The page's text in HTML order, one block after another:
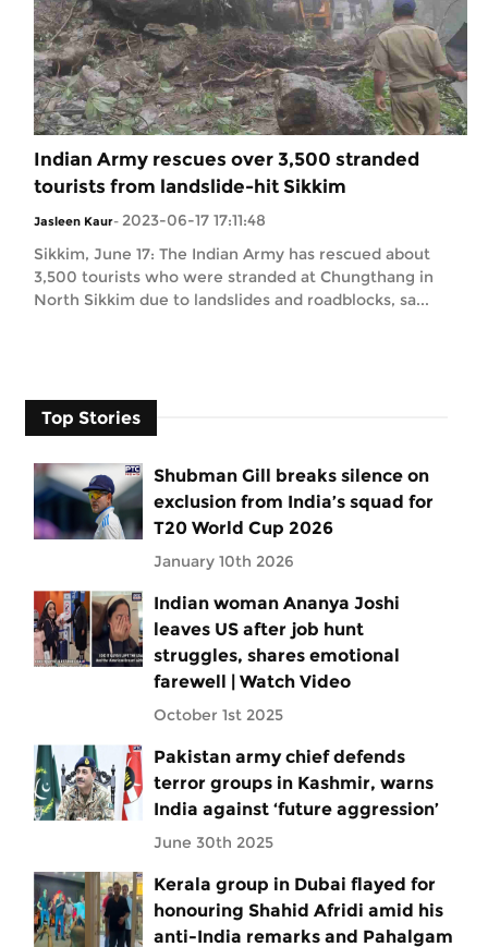
Indian Army rescues over 3,500 stranded
tourists from landslide-hit Sikkim
Jasleen Kaur- 2023-06-17 17:11:48
Sikkim, June 17: The Indian Army has rescued about
3,500 tourists who were stranded at Chungthang in
North Sikkim due to landslides and roadblocks, sa...
Top Stories
Shubman Gill breaks silence on
exclusion from India’s squad for
T20 World Cup 2026
January 10th 2026
Indian woman Ananya Joshi
leaves US after job hunt
struggles, shares emotional
farewell | Watch Video
October 1st 2025
Pakistan army chief defends
terror groups in Kashmir, warns
India against ‘future aggression’
June 30th 2025
Kerala group in Dubai flayed for
honouring Shahid Afridi amid his
anti-India remarks and Pahalgam